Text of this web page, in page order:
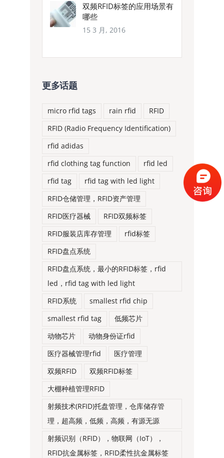
双频RFID标签的应用场景有
哪些
15 3 月, 2016
更多话题
micro rfid tags rain rfid
RFID
RFID (Radio Frequency Identification)
rfid adidas
rfid clothing tag function
rfid led
rfid tag
rfid tag with led light
RFID仓储管理，RFID资产管理
RFID医疗器械
RFID双频标签
RFID服装店库存管理
rfid标签
RFID盘点系统
RFID盘点系统，最小的RFID标签，rfid
led，rfid tag with led light
RFID系统
smallest rfid chip
smallest rfid tag
低频芯片
动物芯片
动物身份证rfid
医疗器械管理rfid
医疗管理
双频RFID
双频RFID标签
大棚种植管理RFID
射频技术(RFID)托盘管理，仓库储存管
理，超高频，低频，高频，有源无源
射频识别（RFID），物联网（IoT），
RFID抗金属标签，RFID柔性抗金属标签